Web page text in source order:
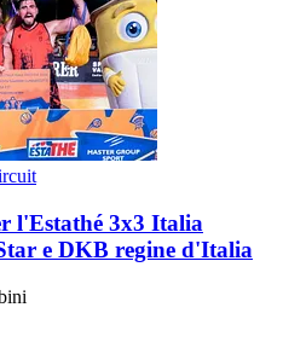
l'Estathé 3x3 Italia
e DKB regine d'Italia